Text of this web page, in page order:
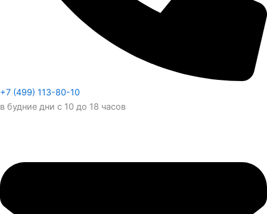
+7 (499) 113-80-10
в будние дни с 10 до 18 часов